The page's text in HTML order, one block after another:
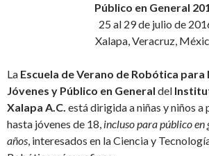
Público en General
25 al 29 de julio de
Xalapa, Veracruz,
La Escuela de Verano de Robótica para
Jóvenes y Público en General del
Xalapa A.C. está dirigida a niñas y niños a
hasta jóvenes de 18, incluso para público
años, interesados en la Ciencia y